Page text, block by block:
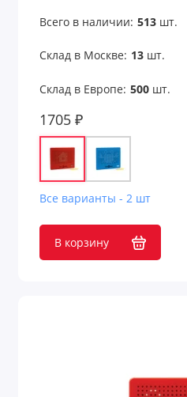
Игры и игрушки
Игры на воздухе
Измерения
Карабины и держатели
Всего в наличии: 513шт.
Склад в Москве: 13шт.
Склад в Европе: 500шт.
1705 ₽
Все варианты - 2 шт
В корзину